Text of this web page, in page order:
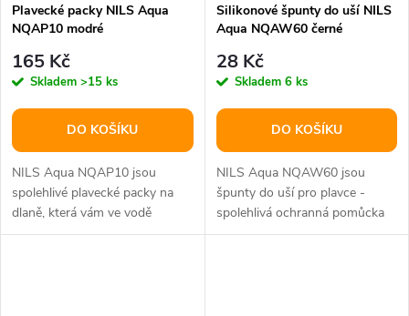
Plavecké packy NILS Aqua
NQAP10 modré
165 Kč
Skladem >15 ks
DO KOŠÍKU
NILS Aqua NQAP10 jsou
spolehlivé plavecké packy na
dlaně, která vám ve vodě
poskytnou jedinečnou sílu a
Silikonové špunty do uší NILS
Aqua NQAW60 černé
28 Kč
Skladem 6 ks
DO KOŠÍKU
NILS Aqua NQAW60 jsou
špunty do uší pro plavce -
spolehlivá ochranná pomůcka
pro maximální bezpečnost a